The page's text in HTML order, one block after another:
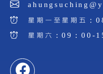
星期一至星期五：
星期六：09：00-